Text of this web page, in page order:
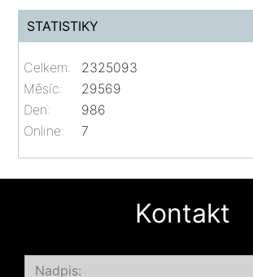
STATISTIKY
Online: 7
Celkem:
2325093
Měsíc:
29569
Den:
986
Kontakt